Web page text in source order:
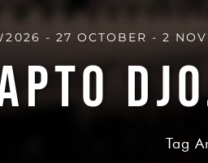
- 27 OCTOBER - 2
Tag